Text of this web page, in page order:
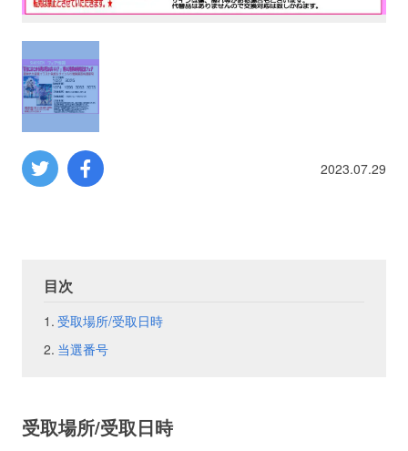
2023.07.29
目次
受取場所/受取日時
当選番号
受取場所/受取日時
数学
コンピューター
ミリタリー
その他
フェア
会社概要